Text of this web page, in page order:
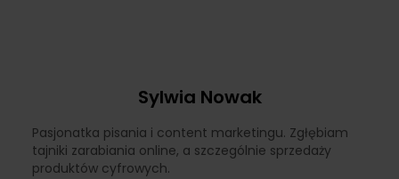
Sylwia Nowak
Pasjonatka pisania i content marketingu. Zgłębiam
tajniki zarabiania online, a szczególnie sprzedaży
produktów cyfrowych.